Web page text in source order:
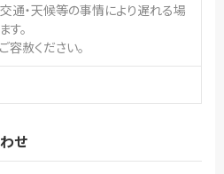
通・天候等の事情により遅れる場
す。
容赦ください。
せ